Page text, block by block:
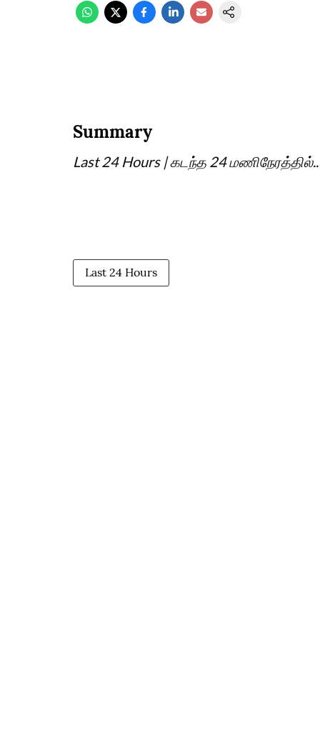
Summary
Last 24 Hours | கடந்த 24 மணிநேரத்தில்..
Last 24 Hours